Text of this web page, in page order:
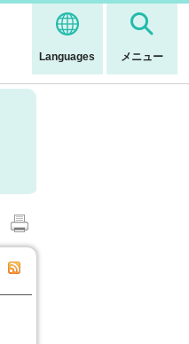
Languages メニュー